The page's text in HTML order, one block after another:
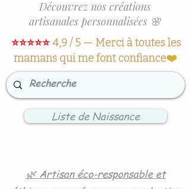
Découvrez nos créations
artisanales personnalisées 🌸
⭐⭐⭐⭐⭐4,9 / 5 — Merci à toutes les
mamans qui me font confiance❤️
Liste de Naissance
🌿 Artisan éco-responsable et